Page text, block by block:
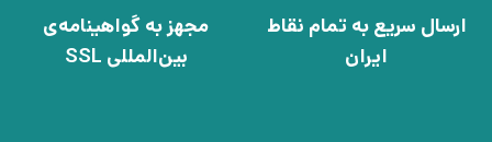
ارسال سریع به تمام نقاط
ایران
مجهز به گواهینامه‌ی
بین‌المللی SSL